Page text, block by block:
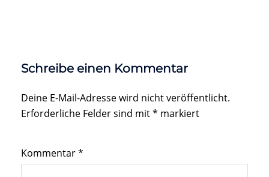
Schreibe einen Kommentar
Deine E-Mail-Adresse wird nicht veröffentlicht.
Erforderliche Felder sind mit* markiert
Kommentar*